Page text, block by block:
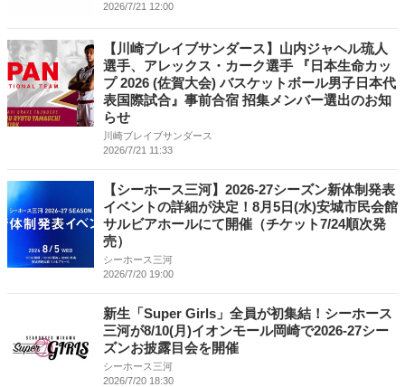
2026/7/21 12:00
【川崎ブレイブサンダース】山内ジャヘル琉人
選手、アレックス・カーク選手 『日本生命カッ
プ 2026 (佐賀大会) バスケットボール男子日本代
表国際試合』事前合宿 招集メンバー選出のお知
らせ
川崎ブレイブサンダース
2026/7/21 11:33
【シーホース三河】2026-27シーズン新体制発表
イベントの詳細が決定！8月5日(水)安城市民会館
サルビアホールにて開催（チケット7/24順次発
売）
シーホース三河
2026/7/20 19:00
新生「Super Girls」全員が初集結！シーホース
三河が8/10(月)イオンモール岡崎で2026-27シー
ズンお披露目会を開催
シーホース三河
2026/7/20 18:30